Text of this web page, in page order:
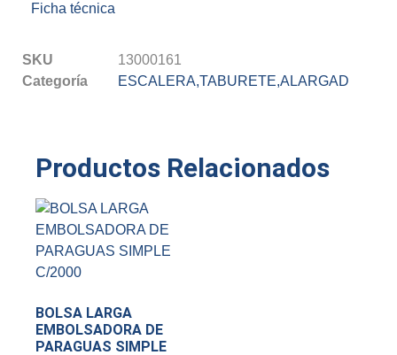
Ficha técnica
SKU
13000161
Categoría
ESCALERA,TABURETE,ALARGAD
Productos Relacionados
BOLSA LARGA
EMBOLSADORA DE
PARAGUAS SIMPLE